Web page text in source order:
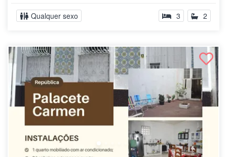
Qualquer sexo 3 2